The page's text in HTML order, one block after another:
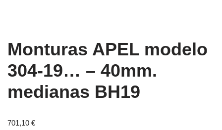
Monturas APEL modelo
304-19… – 40mm.
medianas BH19
701,10 €